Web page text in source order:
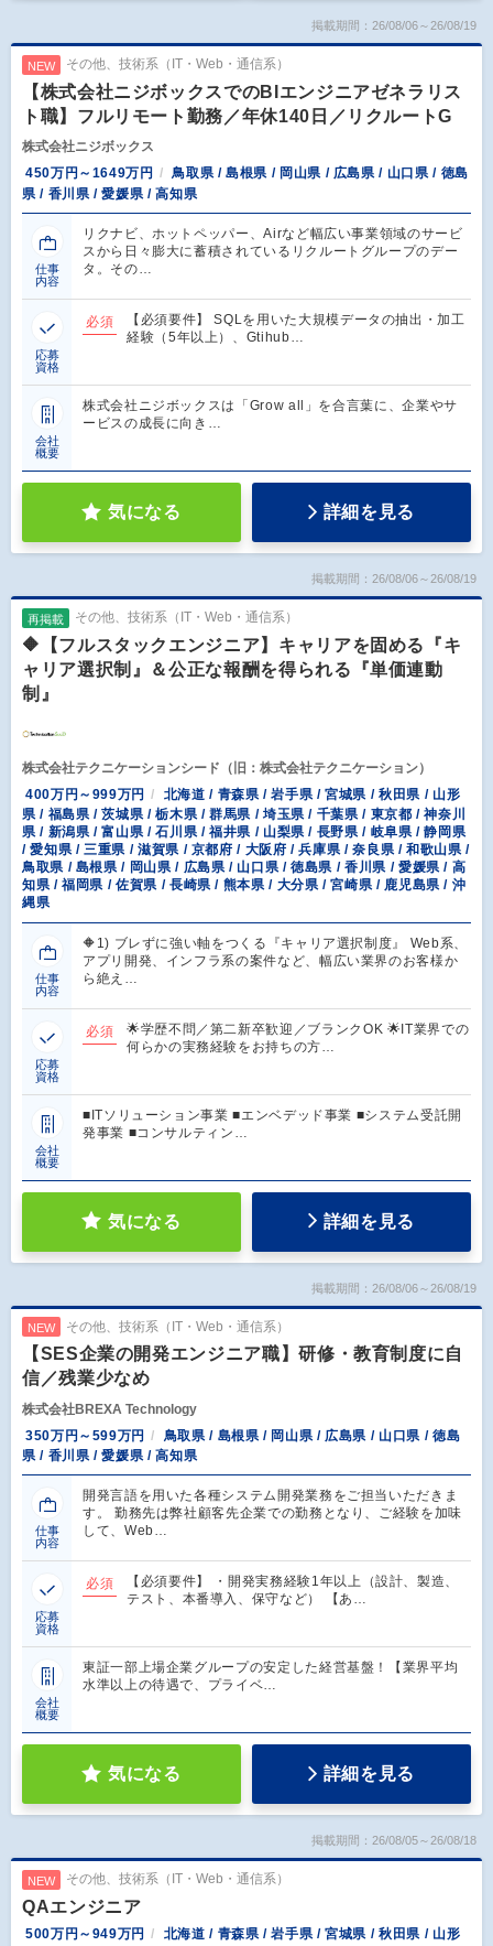
掲載期間：26/08/06～26/08/19
NEW その他、技術系（IT・Web・通信系）
【株式会社ニジボックスでのBIエンジニアゼネラリス
ト職】フルリモート勤務／年休140日／リクルートG
株式会社ニジボックス
450万円～1649万円
鳥取県 / 島根県 / 岡山県 / 広島県 / 山口県 / 徳島
県 / 香川県 / 愛媛県 / 高知県
仕事
内容
リクナビ、ホットペッパー、Airなど幅広い事業領域のサービ
スから日々膨大に蓄積されているリクルートグループのデー
タ。その…
応募
資格
必須
【必須要件】 SQLを用いた大規模データの抽出・加工
経験（5年以上）、Gtihub…
会社
概要
株式会社ニジボックスは「Grow all」を合言葉に、企業やサ
ービスの成長に向き…
気になる 詳細を見る
掲載期間：26/08/06～26/08/19
再掲載 その他、技術系（IT・Web・通信系）
🔶【フルスタックエンジニア】キャリアを固める『キ
ャリア選択制』＆公正な報酬を得られる『単価連動
制』
株式会社テクニケーションシード（旧：株式会社テクニケーション）
400万円～999万円
北海道 / 青森県 / 岩手県 / 宮城県 / 秋田県 / 山形
県 / 福島県 / 茨城県 / 栃木県 / 群馬県 / 埼玉県 / 千葉県 / 東京都 / 神奈川
県 / 新潟県 / 富山県 / 石川県 / 福井県 / 山梨県 / 長野県 / 岐阜県 / 静岡県
/ 愛知県 / 三重県 / 滋賀県 / 京都府 / 大阪府 / 兵庫県 / 奈良県 / 和歌山県 /
鳥取県 / 島根県 / 岡山県 / 広島県 / 山口県 / 徳島県 / 香川県 / 愛媛県 / 高
知県 / 福岡県 / 佐賀県 / 長崎県 / 熊本県 / 大分県 / 宮崎県 / 鹿児島県 / 沖
縄県
仕事
内容
🔶1) ブレずに強い軸をつくる『キャリア選択制度』 Web系、
アプリ開発、インフラ系の案件など、幅広い業界のお客様か
ら絶え…
応募
資格
必須
🌟学歴不問／第二新卒歓迎／ブランクOK 🌟IT業界での
何らかの実務経験をお持ちの方…
会社
概要
■ITソリューション事業 ■エンベデッド事業 ■システム受託開
発事業 ■コンサルティン…
気になる 詳細を見る
掲載期間：26/08/06～26/08/19
NEW その他、技術系（IT・Web・通信系）
【SES企業の開発エンジニア職】研修・教育制度に自
信／残業少なめ
株式会社BREXA Technology
350万円～599万円
鳥取県 / 島根県 / 岡山県 / 広島県 / 山口県 / 徳島
県 / 香川県 / 愛媛県 / 高知県
仕事
内容
開発言語を用いた各種システム開発業務をご担当いただきま
す。 勤務先は弊社顧客先企業での勤務となり、ご経験を加味
して、Web…
応募
資格
必須
【必須要件】 ・開発実務経験1年以上（設計、製造、
テスト、本番導入、保守など） 【あ…
会社
概要
東証一部上場企業グループの安定した経営基盤！【業界平均
水準以上の待遇で、プライベ…
気になる 詳細を見る
掲載期間：26/08/05～26/08/18
NEW その他、技術系（IT・Web・通信系）
QAエンジニア
500万円～949万円
北海道 / 青森県 / 岩手県 / 宮城県 / 秋田県 / 山形